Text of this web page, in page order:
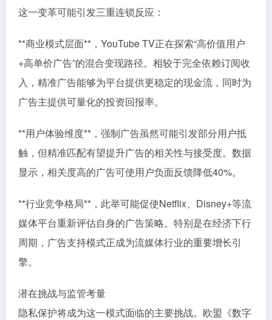
这一变革可能引发三重连锁反应：
**商业模式层面**，YouTube TV正在探索“高价值用户
+高单价广告”的混合变现路径。相较于完全依赖订阅收
入，精准广告能够为平台提供更稳定的现金流，同时为
广告主提供可量化的投资回报率。
**用户体验维度**，强制广告虽然可能引发部分用户抵
触，但精准匹配有望提升广告的相关性与接受度。数据
显示，相关度高的广告可使用户负面反馈降低40%。
**行业竞争格局**，此举可能促使Netflix、Disney+等流
媒体平台重新评估自身的广告策略。特别是在经济下行
周期，广告支持模式正成为流媒体行业的重要增长引
擎。
潜在挑战与监管考量
隐私保护将成为这一模式面临的主要挑战。欧盟《数字